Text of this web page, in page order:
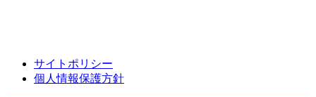
サイトポリシー
個人情報保護方針